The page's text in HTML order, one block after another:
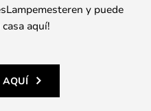
y puede
aquí!
AQUÍ